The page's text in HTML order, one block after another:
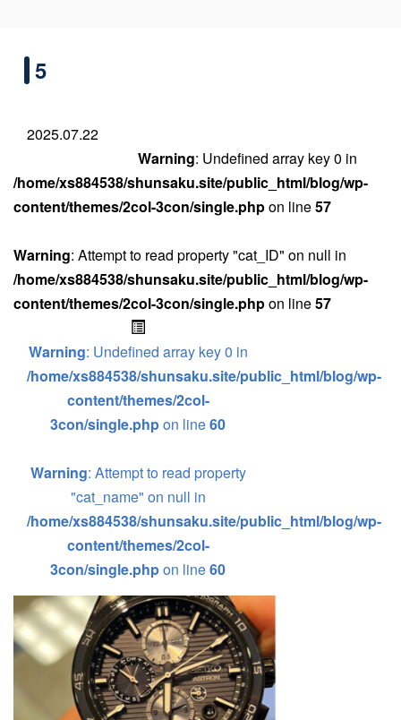
5
2025.07.22
Warning: Undefined array key 0 in
/home/xs884538/shunsaku.site/public_html/blog/wp-
content/themes/2col-3con/single.phpon line57
Warning: Attempt to read property "cat_ID" on null in
/home/xs884538/shunsaku.site/public_html/blog/wp-
content/themes/2col-3con/single.phpon line57
Warning: Undefined array key 0 in
/home/xs884538/shunsaku.site/public_html/blog/wp-
content/themes/2col-
3con/single.phpon line60
Warning: Attempt to read property
"cat_name" on null in
/home/xs884538/shunsaku.site/public_html/blog/wp-
content/themes/2col-
3con/single.phpon line60